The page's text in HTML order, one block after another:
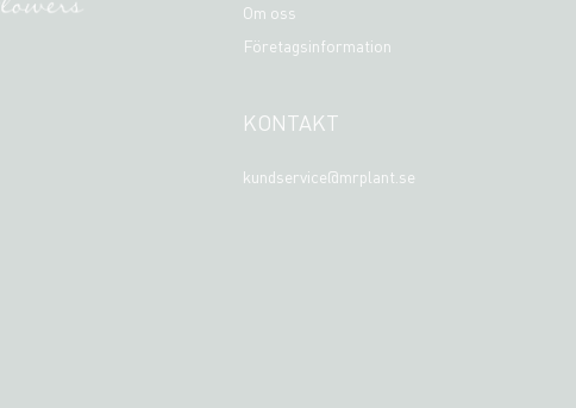
Om oss
Företagsinformation
KONTAKT
kundservice@mrplant.se